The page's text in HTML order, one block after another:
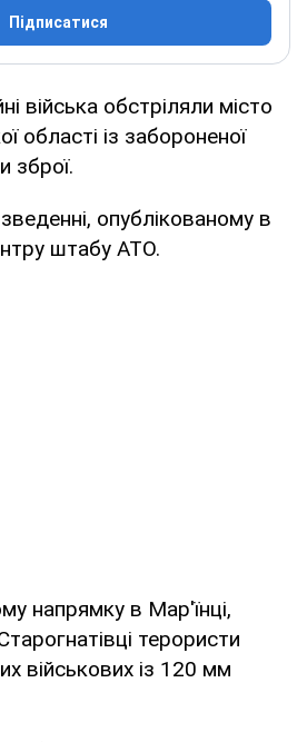
Підписатися
війська обстріляли місто
області із забороненої
зброї.
опублікованому в
штабу АТО.
напрямку в Мар'їнці,
терористи
військових із 120 мм